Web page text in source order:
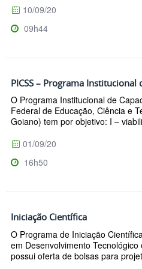
10/09/20
09h44
PICSS – Programa Institucional
O Programa Institucional de
Federal de Educação, Ciência e
Goiano) tem por objetivo: I –
01/09/20
16h50
Iniciação Científica
O Programa de Iniciação
em Desenvolvimento
possui oferta de bolsas para